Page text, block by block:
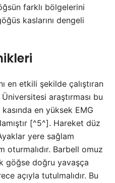
farklı bölgelerini
kaslarını dengeli
en etkili şekilde çalıştıran
araştırması bu
en yüksek EMG
[^5^]. Hareket düz
yere sağlam
oturmalıdır. Barbell omuz
göğse doğru yavaşça
açıyla tutulmalıdır. Bu